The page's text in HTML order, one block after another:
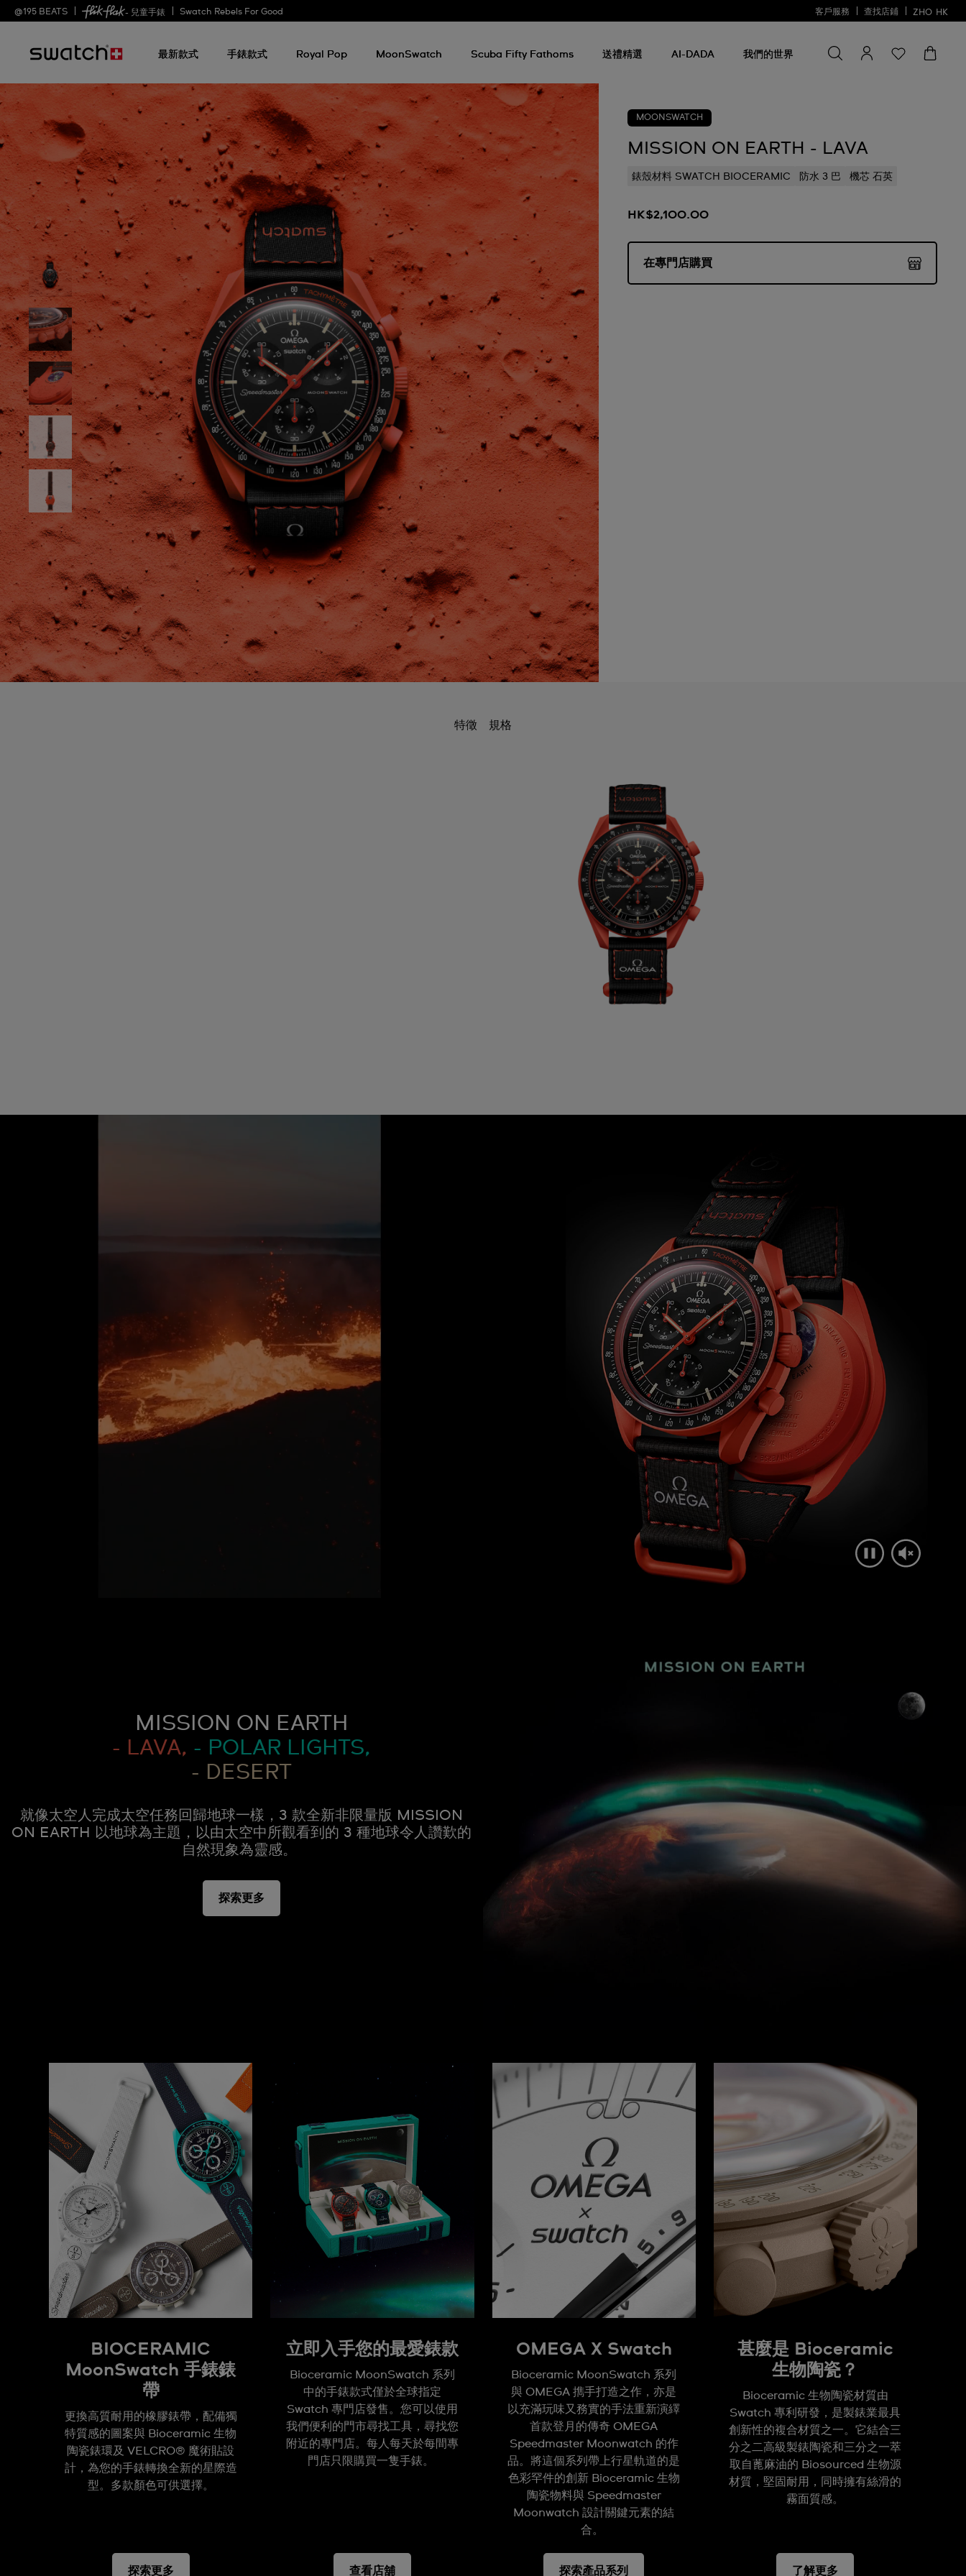
@195 BEATS - 兒童手錶 Swatch Rebels For Good 客戶服務 查找店鋪 ZHO HK
最新款式 手錶款式 Royal Pop MoonSwatch Scuba Fifty Fathoms 送禮精選 AI-DADA 我們的世界
找
一
尋找一些
MOONSWATCH
MISSION ON EARTH - LAVA
錶殼材料 SWATCH BIOCERAMIC 防水 3 巴 機芯 石英
HK$2,100.00
在專門店購買
特徵 規格
MISSION ON EARTH
- LAVA, - POLAR LIGHTS,
- DESERT
就像太空人完成太空任務回歸地球一樣，3 款全新非限量版 MISSION
ON EARTH 以地球為主題，以由太空中所觀看到的 3 種地球令人讚歎的
自然現象為靈感。
探索更多
BIOCERAMIC
MoonSwatch 手錶錶
帶
更換高質耐用的橡膠錶帶，配備獨
特質感的圖案與 Bioceramic 生物
陶瓷錶環及 VELCRO® 魔術貼設
計，為您的手錶轉換全新的星際造
型。多款顏色可供選擇。
探索更多
立即入手您的最愛錶款
Bioceramic MoonSwatch 系列
中的手錶款式僅於全球指定
Swatch 專門店發售。您可以使用
我們便利的門市尋找工具，尋找您
附近的專門店。每人每天於每間專
門店只限購買一隻手錶。
查看店舖
OMEGA X Swatch
Bioceramic MoonSwatch 系列
與 OMEGA 擕手打造之作，亦是
以充滿玩味又務實的手法重新演繹
首款登月的傳奇 OMEGA
Speedmaster Moonwatch 的作
品。將這個系列帶上行星軌道的是
色彩罕件的創新 Bioceramic 生物
陶瓷物料與 Speedmaster
Moonwatch 設計關鍵元素的結
合。
探索產品系列
甚麼是 Bioceramic
生物陶瓷？
Bioceramic 生物陶瓷材質由
Swatch 專利研發，是製錶業最具
創新性的複合材質之一。它結合三
分之二高級製錶陶瓷和三分之一萃
取自蓖麻油的 Biosourced 生物源
材質，堅固耐用，同時擁有絲滑的
霧面質感。
了解更多